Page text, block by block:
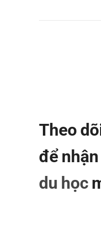
Theo
để
du học